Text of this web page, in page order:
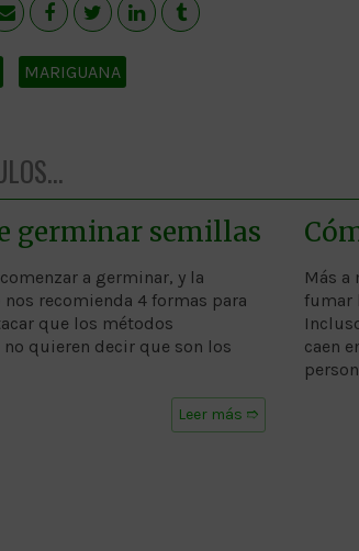
MARIGUANA
germinar semillas
a germinar, y la
recomienda 4 formas para
que los métodos
quieren decir que son los
Leer más ➱
Más
fumar
caen